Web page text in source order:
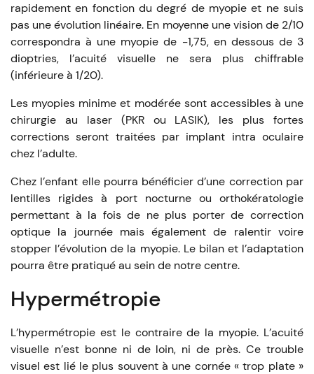
rapidement en fonction du degré de myopie et ne suis
pas une évolution linéaire. En moyenne une vision de 2/10
correspondra à une myopie de -1,75, en dessous de 3
dioptries, l’acuité visuelle ne sera plus chiffrable
(inférieure à 1/20).
Les myopies minime et modérée sont accessibles à une
chirurgie au laser (PKR ou LASIK), les plus fortes
corrections seront traitées par implant intra oculaire
chez l’adulte.
Chez l’enfant elle pourra bénéficier d’une correction par
lentilles rigides à port nocturne ou orthokératologie
permettant à la fois de ne plus porter de correction
optique la journée mais également de ralentir voire
stopper l’évolution de la myopie. Le bilan et l’adaptation
pourra être pratiqué au sein de notre centre.
Hypermétropie
L’hypermétropie est le contraire de la myopie. L’acuité
visuelle n’est bonne ni de loin, ni de près. Ce trouble
visuel est lié le plus souvent à une cornée « trop plate »